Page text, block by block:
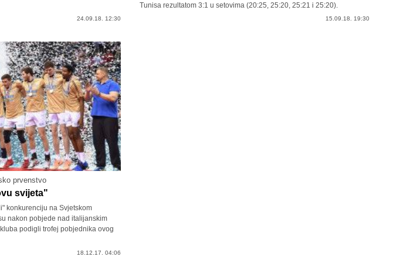
24.09.18. 12:30
Tunisa rezultatom 3:1 u setovima (20:25, 25:20, 25:21 i 25:20).
15.09.18. 19:30
prvenstvo
svijeta"
konkurenciju na Svjetskom
nakon pobjede nad italijanskim
podigli trofej pobjednika ovog
18.12.17. 04:06